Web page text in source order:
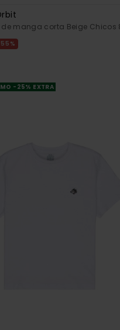
manga corta Beige Chicos
55%
-25% EXTRA